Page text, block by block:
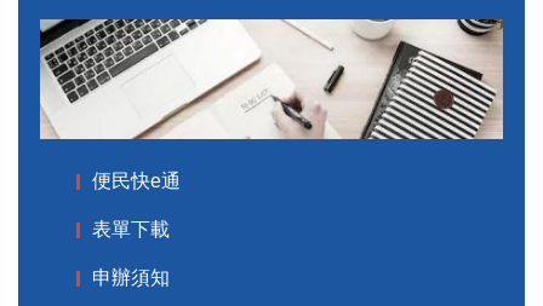
便民快e通
表單下載
申辦須知